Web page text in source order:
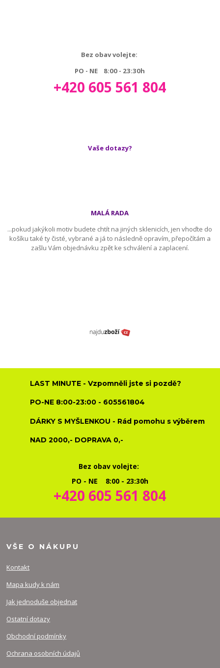
Bez obav volejte:
PO - NE 8:00 - 23:30h
+420 605 561 804
Vaše dotazy?
MALÁ RADA
...pokud jakýkoli motiv budete chtít na jiných sklenicích, jen vhoďte do
košíku také ty čisté, vybrané a já to následně opravím, přepočítám a
zašlu Vám objednávku zpět ke schválení a zaplacení.
LAST MINUTE - Vzpomněli jste si pozdě?
PO-NE 8:00-23:00 - 605561804
DÁRKY S MYŠLENKOU - Rád pomohu s výběrem
NAD 2000,- DOPRAVA 0,-
Bez obav volejte:
PO - NE 8:00 - 23:30h
+420 605 561 804
VŠE O NÁKUPU
Kontakt
Mapa kudy k nám
Jak jednoduše objednat
Ostatní dotazy
Obchodní podmínky
Ochrana osobních údajů